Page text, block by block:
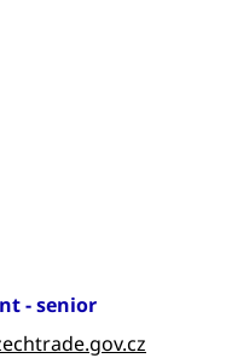
- senior